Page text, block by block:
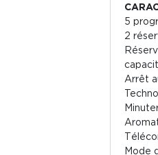
5
2
Arrêt
Mode